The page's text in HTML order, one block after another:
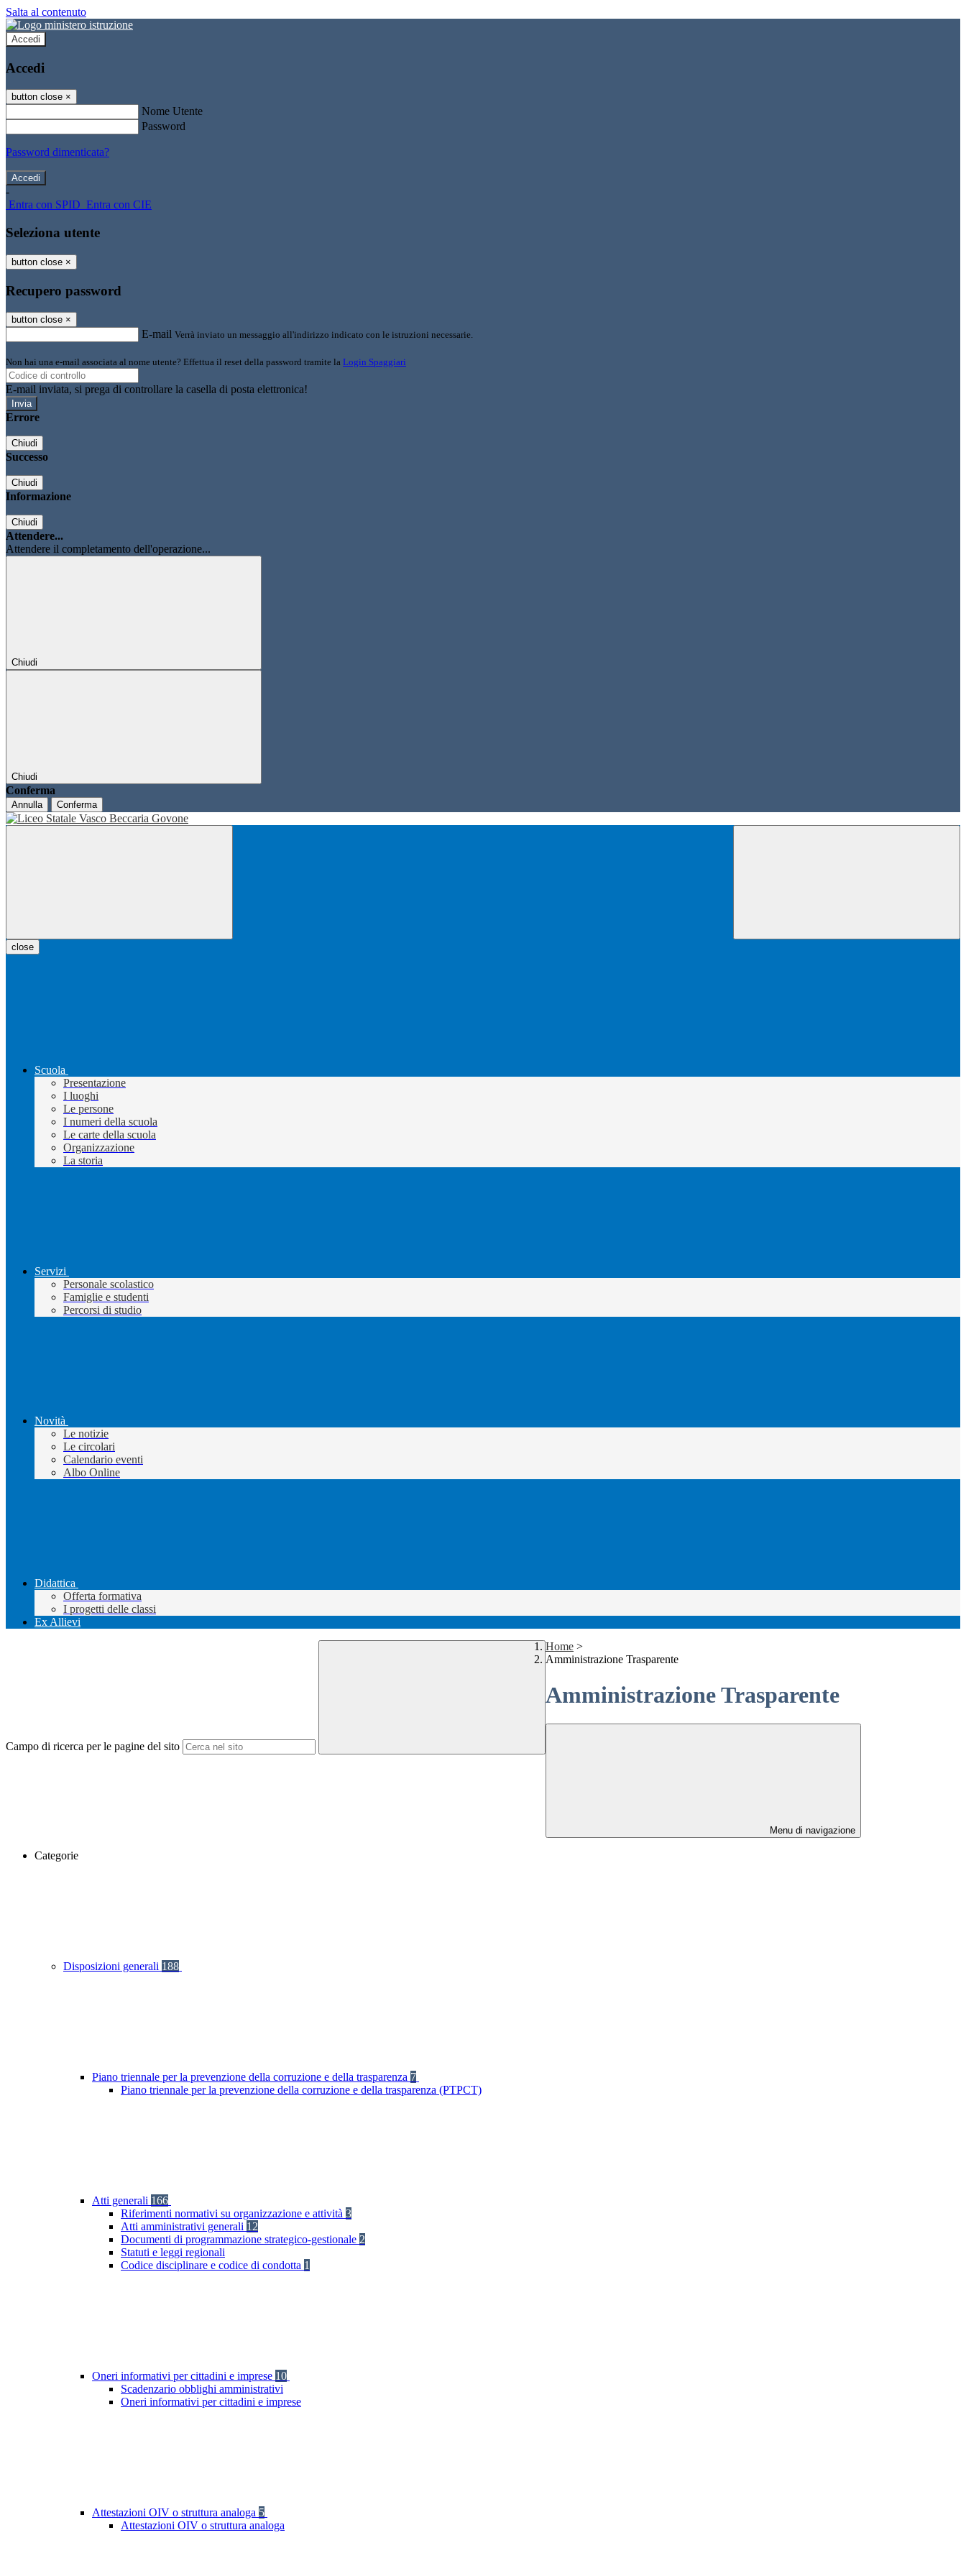
Salta al contenuto
Accedi
Accedi
button close ×
Nome Utente
Password
Password dimenticata?
-
Entra con SPID Entra con CIE
Seleziona utente
button close ×
Recupero password
button close ×
E-mail Verrà inviato un messaggio all'indirizzo indicato con le istruzioni necessarie.
Non hai una e-mail associata al nome utente? Effettua il reset della password tramite la Login Spaggiari
E-mail inviata, si prega di controllare la casella di posta elettronica!
Errore
Chiudi
Successo
Chiudi
Informazione
Chiudi
Attendere...
Attendere il completamento dell'operazione...
Chiudi
Chiudi
Conferma
Annulla Conferma
close
Scuola
Presentazione
I luoghi
Le persone
I numeri della scuola
Le carte della scuola
Organizzazione
La storia
Servizi
Personale scolastico
Famiglie e studenti
Percorsi di studio
Novità
Le notizie
Le circolari
Calendario eventi
Albo Online
Didattica
Offerta formativa
I progetti delle classi
Ex Allievi
Campo di ricerca per le pagine del sito
Home >
Amministrazione Trasparente
Amministrazione Trasparente
Menu di navigazione
Categorie
Disposizioni generali 188
Piano triennale per la prevenzione della corruzione e della trasparenza 7
Piano triennale per la prevenzione della corruzione e della trasparenza (PTPCT)
Atti generali 166
Riferimenti normativi su organizzazione e attività 3
Atti amministrativi generali 12
Documenti di programmazione strategico-gestionale 2
Statuti e leggi regionali
Codice disciplinare e codice di condotta 1
Oneri informativi per cittadini e imprese 10
Scadenzario obblighi amministrativi
Oneri informativi per cittadini e imprese
Attestazioni OIV o struttura analoga 5
Attestazioni OIV o struttura analoga